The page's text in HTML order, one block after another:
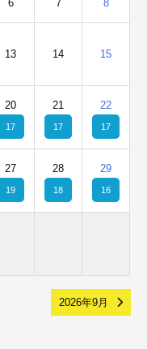
6 7 8
13 14 15
20
17
21
17
22
17
27
19
28
18
29
16
2026年9月